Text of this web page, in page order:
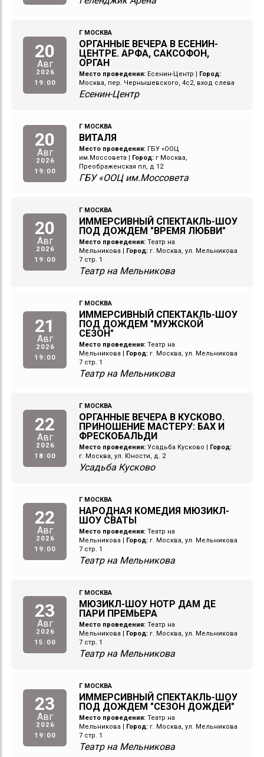
20
Авг
2026
19:00
Г МОСКВА
ОРГАННЫЕ ВЕЧЕРА В ЕСЕНИН-
ЦЕНТРЕ. АРФА, САКСОФОН,
ОРГАН
Место проведения: Есенин-Центр
Город:
Москва, пер. Чернышевского, 4с2, вход слева
Есенин-Центр
20
Авг
2026
19:00
Г МОСКВА
ВИТАЛЯ
Место проведения: ГБУ «ООЦ
им.Моссовета
Город: г Москва,
Преображенская пл, д 12
ГБУ «ООЦ им.Моссовета
20
Авг
2026
19:00
Г МОСКВА
ИММЕРСИВНЫЙ СПЕКТАКЛЬ-ШОУ
ПОД ДОЖДЕМ "ВРЕМЯ ЛЮБВИ"
Место проведения: Театр на
Мельникова
Город: г. Москва, ул. Мельникова
7 стр. 1
Театр на Мельникова
21
Авг
2026
19:00
Г МОСКВА
ИММЕРСИВНЫЙ СПЕКТАКЛЬ-ШОУ
ПОД ДОЖДЕМ "МУЖСКОЙ
СЕЗОН"
Место проведения: Театр на
Мельникова
Город: г. Москва, ул. Мельникова
7 стр. 1
Театр на Мельникова
22
Авг
2026
18:00
Г МОСКВА
ОРГАННЫЕ ВЕЧЕРА В КУСКОВО.
ПРИНОШЕНИЕ МАСТЕРУ: БАХ И
ФРЕСКОБАЛЬДИ
Место проведения: Усадьба Кусково
Город:
г. Москва, ул. Юности, д. 2
Усадьба Кусково
22
Авг
2026
19:00
Г МОСКВА
НАРОДНАЯ КОМЕДИЯ МЮЗИКЛ-
ШОУ СВАТЫ
Место проведения: Театр на
Мельникова
Город: г. Москва, ул. Мельникова
7 стр. 1
Театр на Мельникова
23
Авг
2026
15:00
Г МОСКВА
МЮЗИКЛ-ШОУ НОТР ДАМ ДЕ
ПАРИ ПРЕМЬЕРА
Место проведения: Театр на
Мельникова
Город: г. Москва, ул. Мельникова
7 стр. 1
Театр на Мельникова
23
Авг
2026
19:00
Г МОСКВА
ИММЕРСИВНЫЙ СПЕКТАКЛЬ-ШОУ
ПОД ДОЖДЕМ "СЕЗОН ДОЖДЕЙ"
Место проведения: Театр на
Мельникова
Город: г. Москва, ул. Мельникова
7 стр. 1
Театр на Мельникова